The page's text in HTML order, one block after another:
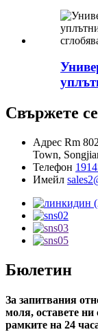
Свържете
Адрес Rm
Town,
Телефон
Имейл
Бюлетин
За запитвания
моля, оставете
рамките на 24